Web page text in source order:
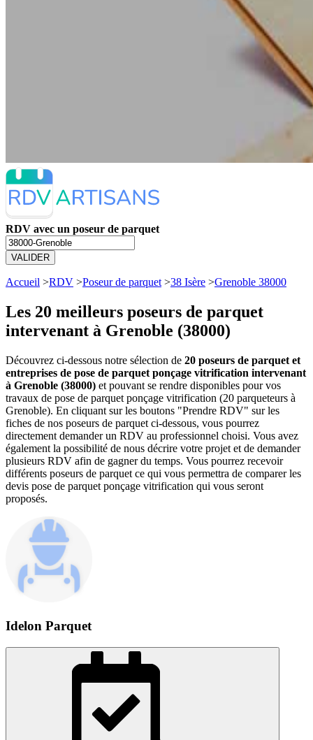
RDV avec un poseur de parquet
VALIDER
Accueil >RDV >Poseur de parquet >38 Isère >Grenoble 38000
Les 20 meilleurs poseurs de parquet
intervenant à Grenoble (38000)
Découvrez ci-dessous notre sélection de 20 poseurs de parquet et
entreprises de pose de parquet ponçage vitrification intervenant
à Grenoble (38000) et pouvant se rendre disponibles pour vos
travaux de pose de parquet ponçage vitrification (20 parqueteurs à
Grenoble). En cliquant sur les boutons "Prendre RDV" sur les
fiches de nos poseurs de parquet ci-dessous, vous pourrez
directement demander un RDV au professionnel choisi. Vous avez
également la possibilité de nous décrire votre projet et de demander
plusieurs RDV afin de gagner du temps. Vous pourrez recevoir
différents poseurs de parquet ce qui vous permettra de comparer les
devis pose de parquet ponçage vitrification qui vous seront
proposés.
Idelon Parquet